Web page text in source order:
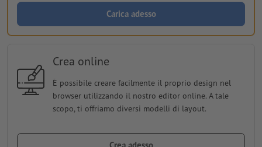
Carica adesso
Crea online
È possibile creare facilmente il proprio design nel
browser utilizzando il nostro editor online. A tale
scopo, ti offriamo diversi modelli di layout.